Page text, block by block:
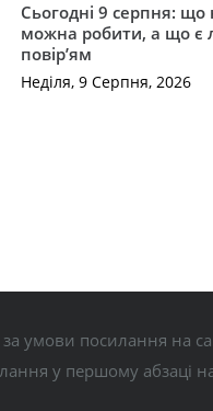
Сьогодні 9 серпня: що
можна робити, а що є
повір’ям
Неділя, 9 Серпня, 2026
умови посилання на
у першому абзаці